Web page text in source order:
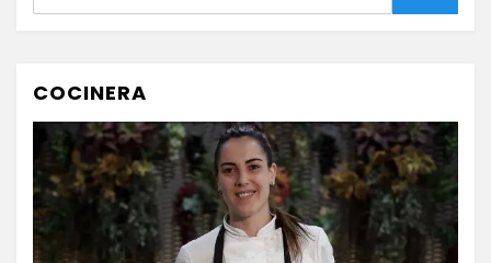
COCINERA